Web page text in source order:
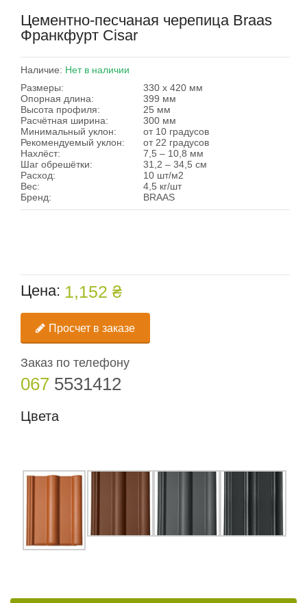
Цементно-песчаная черепица Braas
Франкфурт Cisar
Наличие: Нет в наличии
Размеры:
330 х 420 мм
Опорная длина:
399 мм
Высота профиля:
25 мм
Расчётная ширина:
300 мм
Минимальный уклон:
от 10 градусов
Рекомендуемый уклон:
от 22 градусов
Нахлёст:
7,5 – 10,8 мм
Шаг обрешётки:
31,2 – 34,5 см
Расход:
10 шт/м2
Вес:
4,5 кг/шт
Бренд:
BRAAS
Цена: 1,152 ₴
Просчет в заказе
Заказ по телефону
067 5531412
Цвета